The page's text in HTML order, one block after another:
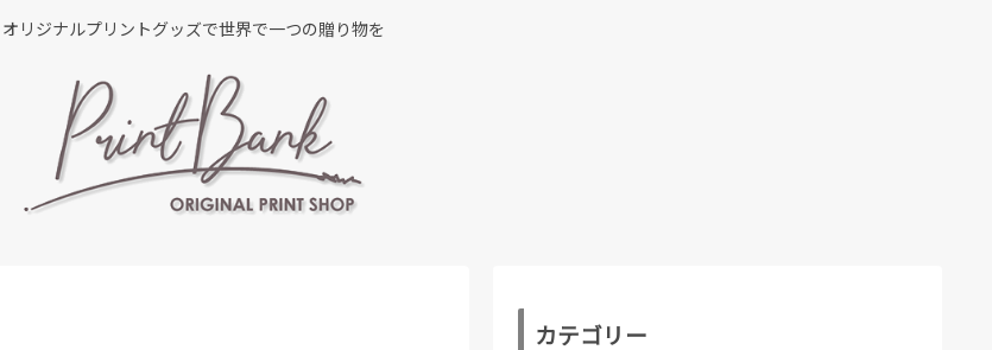
オリジナルプリントグッズで世界で一つの贈り物を
カテゴリー